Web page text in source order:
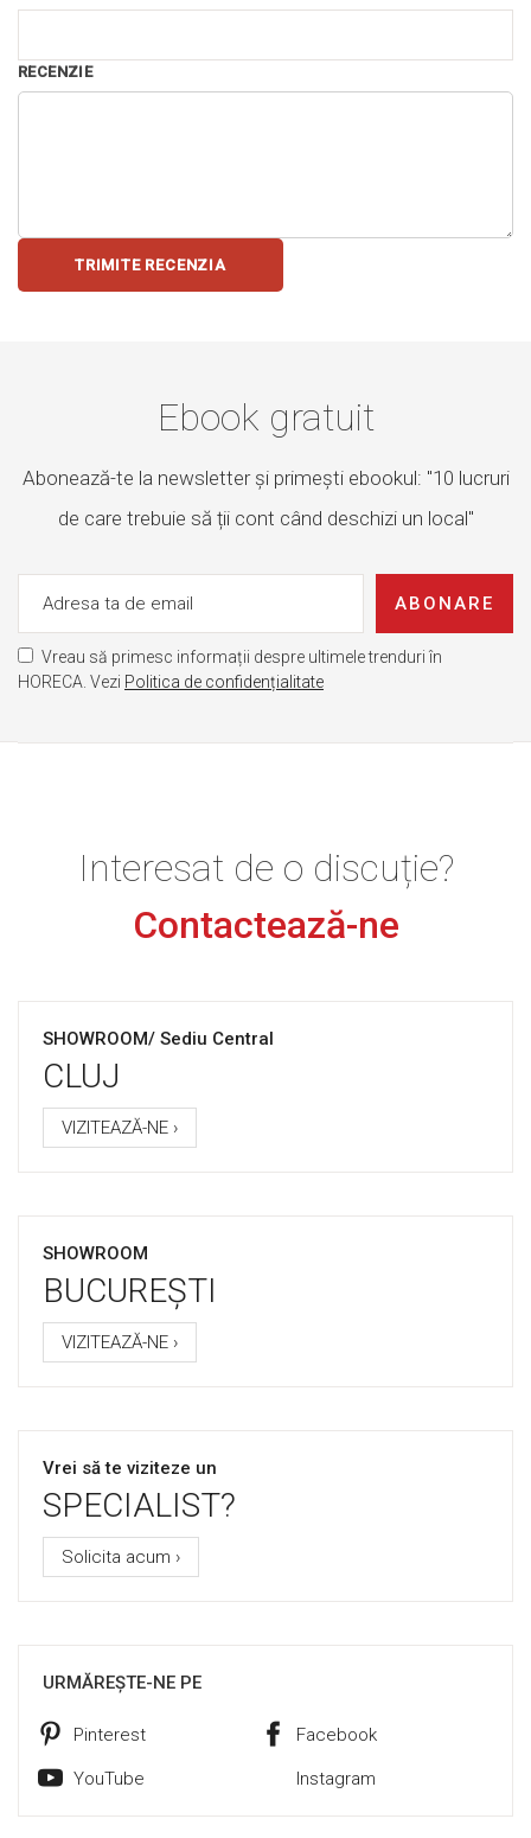
RECENZIE
TRIMITE RECENZIA
Ebook gratuit
Abonează-te la newsletter și primești ebookul: "10 lucruri
de care trebuie să ții cont când deschizi un local"
ABONARE
Vreau să primesc informații despre ultimele trenduri în
HORECA. Vezi Politica de confidențialitate
Interesat de o discuție?
Contactează-ne
SHOWROOM/ Sediu Central
CLUJ
VIZITEAZĂ-NE ›
SHOWROOM
BUCUREȘTI
VIZITEAZĂ-NE ›
Vrei să te viziteze un
SPECIALIST?
Solicita acum ›
URMĂREȘTE-NE PE
Pinterest Facebook
YouTube Instagram